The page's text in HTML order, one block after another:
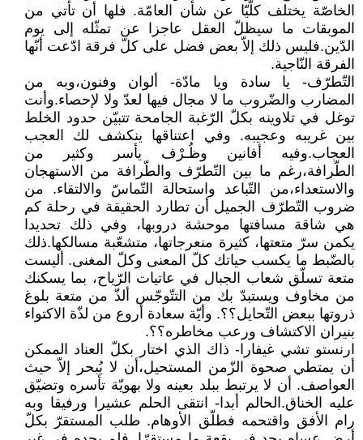
الخاصّة يختلف كلّيّا عن شأن العامّة. فلها أن تأتي من
الموبقات ما سيظلّ العقل عاجزا عن تمثّله إلى يوم
الدّين.فليس ذلك إلاّ بعض فضل على كلّ فرقة ادّعت أنّها
الفرقة النّاجية.
التّطرّف- يا سادة ويا مادّة- ألوان وفنون،وبه من
المضارب والضّروب ما لا مجال فيها لعدّ ولا لإحصاء.وأنت
توغل في تلاوينه بكلّ الرّغبة الجامحة تتبيّن حدود الخلط
بين غريبه وعجيبه. وفي اعتناقها ينكشف لك العجب
العجاب.وفيه أفانين وظُـرْف يأسر وكثير من
الطّرافة،رغم ما بين التّطرّف والطّرافة من الاستهجان
والاستعداء،من التّباعد واستحالة التّماسّ والالتقاء. من
ضروب التّطرّف الجميل أن تطارد الحقيقة في رحلة كم
هي شاقة مسافتها موحشة دروبها، وفي ذلك تحديدا
يكمن سرّ متعتها، كثيرة منعرجاتها، متشعّبة مسالكها.ذلك
بالضّبط ما يكسب حياتك كلّ المعنى وكلّ المغنى. أليست
متعة تسلّق شعاب الجبال في عاتيات الرّياح، بما يسكنك
من مخاوف ويستبدّ بك من التتّوجّس ألذّ من متعة بلوغ
ذروتها ببعض التّحايل؟؟. وأيّة سعادة أروع من لذّة الاكتواء
بنيران الاكتشاف ورعب مخاطره؟؟.
ارنستو تشي غيفارا- ذاك الذي اختار بكلّ العناد الممكن
أن يمتطي صحوة الزّمن المستحيل،أن لا يُبحر إلاّ حيث
العواصف. أن لا يرتبط ببلد بعينه ولا بهويّة تأسره وتضيّق
عليه الخناق.الحالم أبدا- انتقى الحلم عشيرا ورفيقا وبه
رام الأفق واقتحمه فطلّق الأوهام. طلب المستقرّ بكلّ